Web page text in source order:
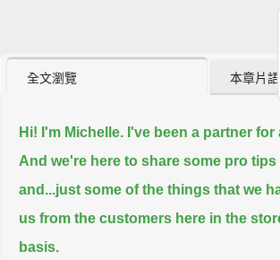
全文瀏覽 本章片
Hi! I'm Michelle. I've been a partner for
And we're here to share some pro
and...just some of the things that we
us from the customers here in the
basis.